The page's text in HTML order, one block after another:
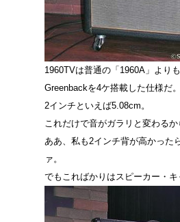
1960TVは普通の「1960A」より
Greenbackを4ケ搭載した仕様だ。
2インチといえば5.08cm。
これだけで音がガラリと変わる
ああ、私も2インチ背が高かった
ァ。
でもこればかりはスピーカー・